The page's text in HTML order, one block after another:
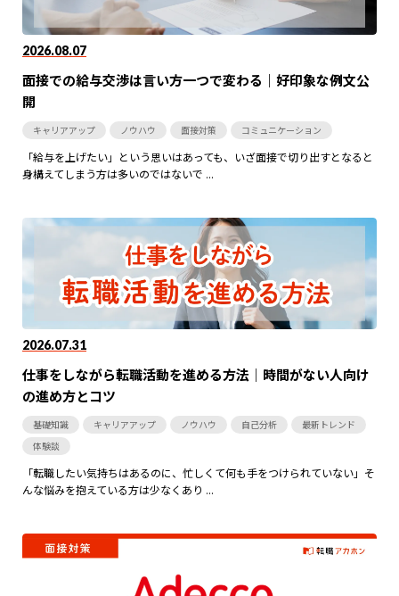
2026.08.07
面接での給与交渉は言い方一つで変わる｜好印象な例文公
開
キャリアアップ ノウハウ 面接対策 コミュニケーション
「給与を上げたい」という思いはあっても、いざ面接で切り出すとなると
身構えてしまう方は多いのではないで ...
2026.07.31
仕事をしながら転職活動を進める方法｜時間がない人向け
の進め方とコツ
基礎知識 キャリアアップ ノウハウ 自己分析
最新トレンド
体験談
「転職したい気持ちはあるのに、忙しくて何も手をつけられていない」そ
んな悩みを抱えている方は少なくあり ...